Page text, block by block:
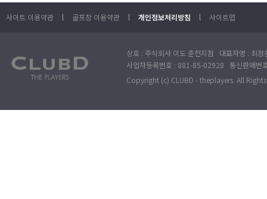
사이트 이용약관 l 골프장 이용약관 l 개인정보처리방침 l 사이트맵
상호 : 주식회사 이도 춘천지점 대표자명 : 최
사업자등록번호 : 881-85-02928 통신판매번
Copyright (c) CLUBD - theplayers. All